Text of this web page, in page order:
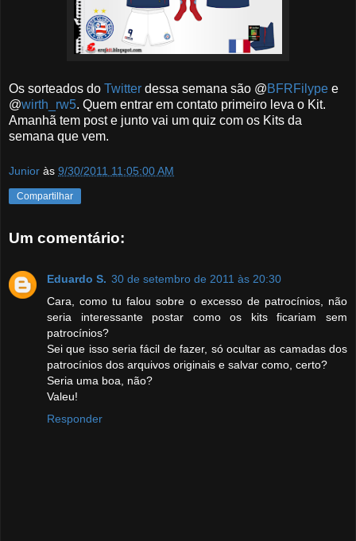
Os sorteados do Twitter dessa semana são @BFRFilype e
@wirth_rw5. Quem entrar em contato primeiro leva o Kit.
Amanhã tem post e junto vai um quiz com os Kits da
semana que vem.
Junior às 9/30/2011 11:05:00 AM
Compartilhar
Um comentário:
Eduardo S. 30 de setembro de 2011 às 20:30
Cara, como tu falou sobre o excesso de patrocínios, não
seria interessante postar como os kits ficariam sem
patrocínios?
Sei que isso seria fácil de fazer, só ocultar as camadas dos
patrocínios dos arquivos originais e salvar como, certo?
Seria uma boa, não?
Valeu!
Responder